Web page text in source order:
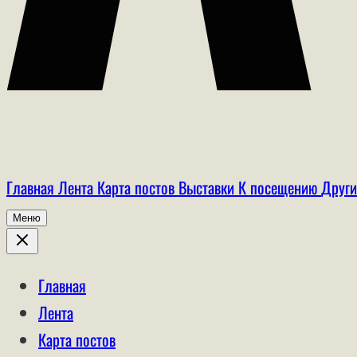
Главная Лента Карта постов Выставки К посещению
Меню
Главная
Лента
Карта постов